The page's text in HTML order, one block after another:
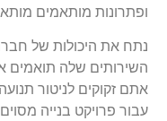
ופתרונות מותאמים
נתח את היכולות של
השירותים שלה תואמים
אתם זקוקים לניטור
עבור פרויקט בנייה